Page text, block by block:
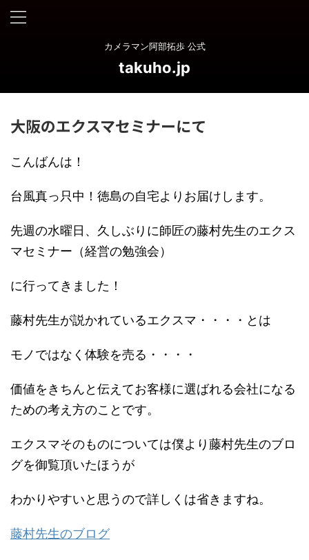
カメラマン阿部拓歩 公式
takuho.jp
大阪のエクスマセミナーにて
こんばんは！
台風真っ只中！徳島の自宅よりお届けします。
先週の水曜日、久しぶりに師匠の藤村先生のエクス
マセミナー（経営の勉強会）
に行ってきました！
藤村先生が説かれているエクスマ・・・・とは
モノではなく体験を売る・・・・
価値をきちんと伝えてお客様に選ばれる会社になる
ための考え方のことです。
エクスマそのものについては僕より藤村先生のブロ
グを御覧頂いたほうが
わかりやすいと思うので詳しくは省きますね。
藤村先生のブログ